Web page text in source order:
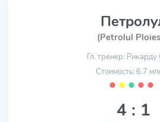
(Petrolul
Гл. тренер: Рикарду
Стоимость: 6.7
⬤ ⬤ ⬤ ⬤ ⬤
4 : 1